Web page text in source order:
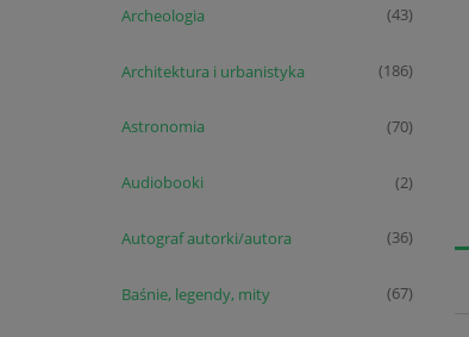
Archeologia (43)
Architektura i urbanistyka (186)
Astronomia (70)
Audiobooki (2)
Autograf autorki/autora (36)
Baśnie, legendy, mity (67)